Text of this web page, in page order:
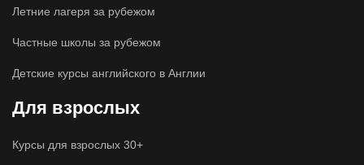
Летние лагеря за рубежом
Частные школы за рубежом
Детские курсы английского в Англии
Для взрослых
Курсы для взрослых 30+
online